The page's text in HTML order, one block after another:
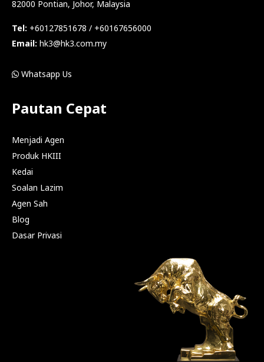
82000 Pontian, Johor, Malaysia
Tel: +60127851678 / +60167656000
Email: hk3@hk3.com.my
Whatsapp Us
Pautan Cepat
Menjadi Agen
Produk HKIII
Kedai
Soalan Lazim
Agen Sah
Blog
Dasar Privasi